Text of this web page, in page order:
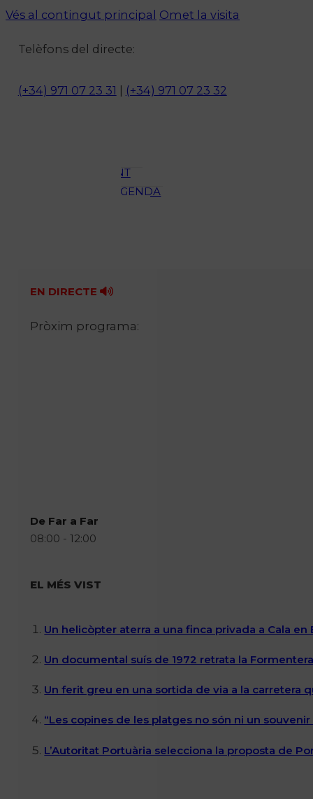
Vés al contingut principal Omet la visita
Telèfons del directe:
(+34) 971 07 23 31 (+34) 971 07 23 32
OCI
AMBIENT
AGENDA
Fes-te'n soci!
EN DIRECTE
Pròxim programa:
De Far a Far
08:00 - 12:00
EL MÉS VIST
Un helicòpter aterra a una finca privada a Cala
Un documental suís de 1972 retrata la
Un ferit greu en una sortida de via a la carretera
“Les copines de les platges no són ni un
L’Autoritat Portuària selecciona la proposta de